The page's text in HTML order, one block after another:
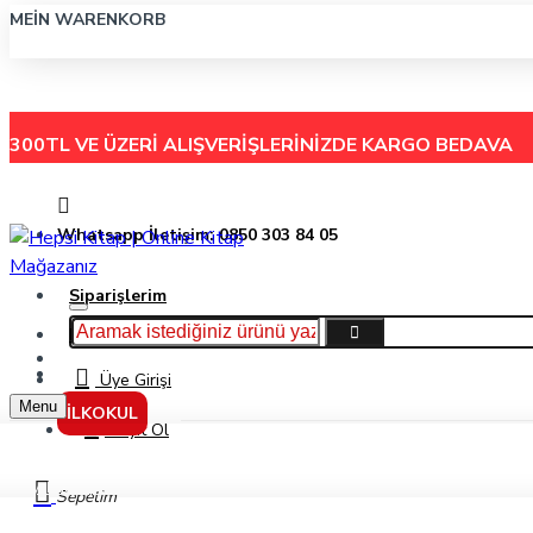
MEIN WARENKORB
300TL VE ÜZERİ ALIŞVERİŞLERİNİZDE KARGO BEDAVA
Whatsapp İletişim: 0850 303 84 05
Siparişlerim
Hakkımızda
İletişimÜye Girişi
Kayıt Ol
Sepetim
İLKOKUL
Menu
Ayı Bal Küpü Ve Sevimli Dostları/Bu Kocaman Gözler Kimin7-Asiye Aslı